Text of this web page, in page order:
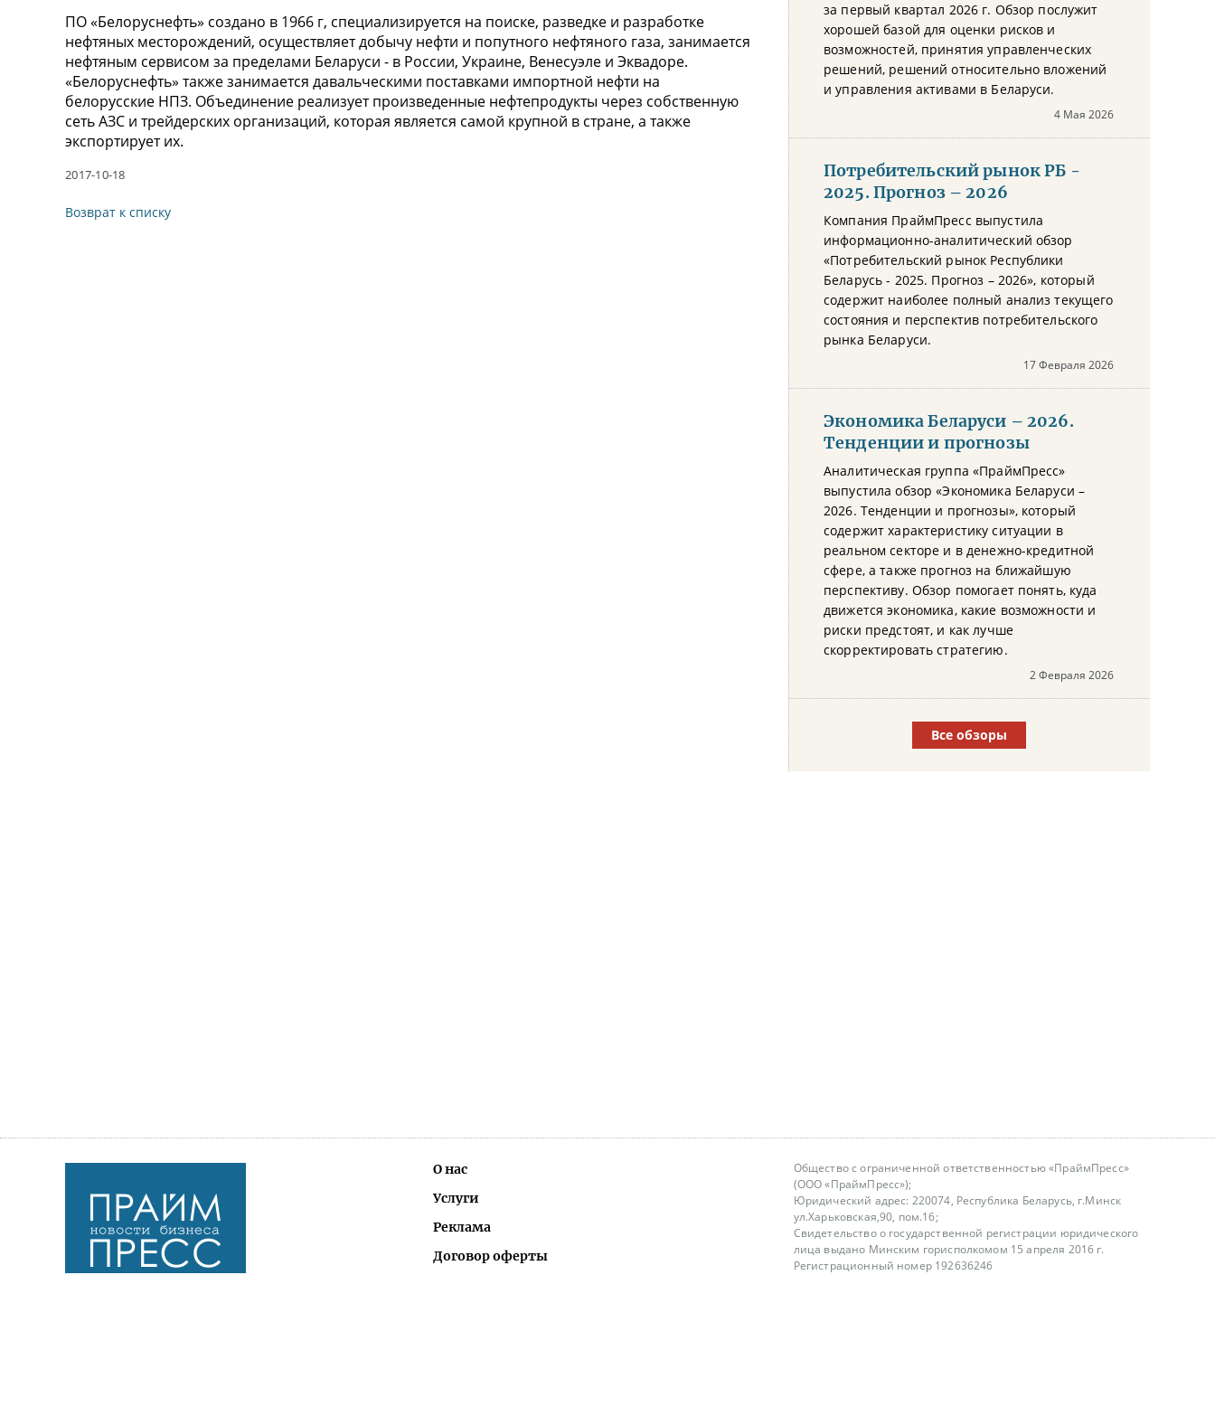
ПО «Белоруснефть» создано в 1966 г, специализируется на поиске, разведке и разработке
нефтяных месторождений, осуществляет добычу нефти и попутного нефтяного газа, занимается
нефтяным сервисом за пределами Беларуси - в России, Украине, Венесуэле и Эквадоре.
«Белоруснефть» также занимается давальческими поставками импортной нефти на
белорусские НПЗ. Объединение реализует произведенные нефтепродукты через собственную
сеть АЗС и трейдерских организаций, которая является самой крупной в стране, а также
экспортирует их.
2017-10-18
Возврат к списку
за первый квартал 2026 г. Обзор послужит
хорошей базой для оценки рисков и
возможностей, принятия управленческих
решений, решений относительно вложений
и управления активами в Беларуси.
4 Мая 2026
Потребительский рынок РБ -
2025. Прогноз – 2026
Компания ПраймПресс выпустила
информационно-аналитический обзор
«Потребительский рынок Республики
Беларусь - 2025. Прогноз – 2026», который
содержит наиболее полный анализ текущего
состояния и перспектив потребительского
рынка Беларуси.
17 Февраля 2026
Экономика Беларуси – 2026.
Тенденции и прогнозы
Аналитическая группа «ПраймПресс»
выпустила обзор «Экономика Беларуси –
2026. Тенденции и прогнозы», который
содержит характеристику ситуации в
реальном секторе и в денежно-кредитной
сфере, а также прогноз на ближайшую
перспективу. Обзор помогает понять, куда
движется экономика, какие возможности и
риски предстоят, и как лучше
скорректировать стратегию.
2 Февраля 2026
Все обзоры
О нас
Услуги
Реклама
Договор оферты
Общество с ограниченной ответственностью «ПраймПресс»
(ООО «ПраймПресс»);
Юридический адрес: 220074, Республика Беларусь, г.Минск
ул.Харьковская,90, пом.16;
Свидетельство о государственной регистрации юридического
лица выдано Минским горисполкомом 15 апреля 2016 г.
Регистрационный номер 192636246